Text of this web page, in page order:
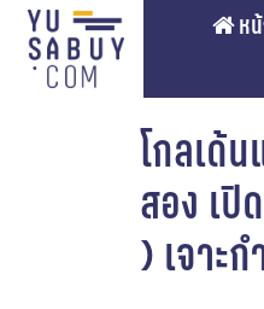
หน้
โกลเด้
สอง เปิ
) เจาะ